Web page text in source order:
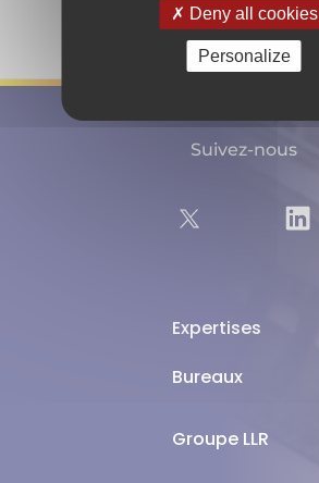
Expertises
Bureaux
Groupe LLR
Suivez-nous
Deny all cookies
Personalize